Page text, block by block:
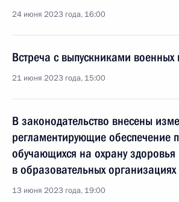
24 июня 2023 года, 16:00
Встреча с выпускниками военных
21 июня 2023 года, 15:00
В законодательство внесены
регламентирующие обеспечение
обучающихся на охрану здоровья
в образовательных организациях
13 июня 2023 года, 19:00